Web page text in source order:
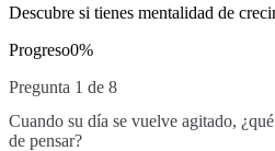
Descubre si tienes mentalidad de
Progreso0%
Pregunta 1 de 8
Cuando su día se vuelve agitado,
de pensar?